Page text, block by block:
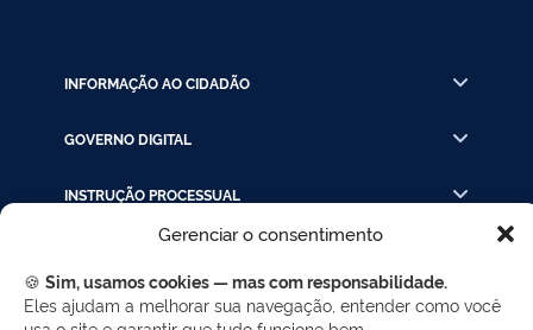
Gerenciar o consentimento
🍪 Sim, usamos cookies — mas com responsabilidade.
Eles ajudam a melhorar sua navegação, entender como você
INFORMAÇÃO AO CIDADÃO
GOVERNO DIGITAL
INSTRUÇÃO PROCESSUAL